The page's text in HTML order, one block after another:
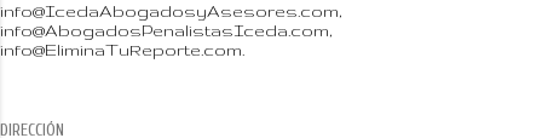
info@IcedaAbogadosyAsesores.com,
info@AbogadosPenalistasIceda.com,
info@EliminaTuReporte.com.
DIRECCIÓN